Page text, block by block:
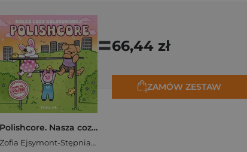
Polishcore. Nasza cozy kolorowanka
Zofia Ejsymont-Stępniak „Timka.ink”
=66,44 zł
ZAMÓW ZESTAW